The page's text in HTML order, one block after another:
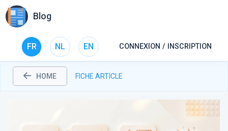
Blog
FR NL EN CONNEXION / INSCRIPTION
HOME FICHE ARTICLE